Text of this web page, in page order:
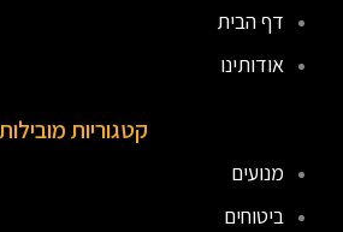
דף הבית
אודותינו
קטגוריות מובילות
מנועים
ביטוחים